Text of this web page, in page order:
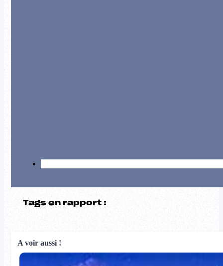
Tags en rapport :
A voir aussi !